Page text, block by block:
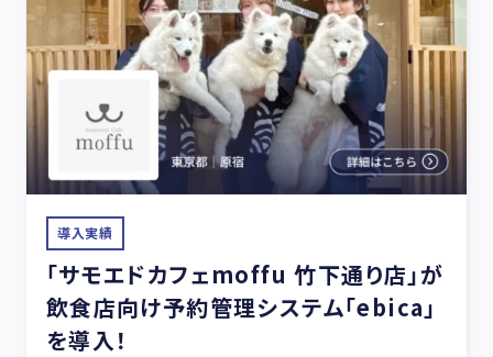
導入実績
「サモエドカフェmoffu 竹下通り店」が
飲食店向け予約管理システム「ebica」
を導入！